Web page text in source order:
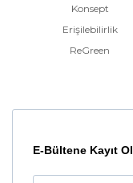
Konsept
Erişilebilirlik
ReGreen
E-Bültene Kayıt Ol